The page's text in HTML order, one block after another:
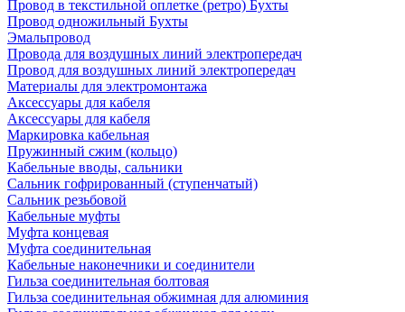
Провод в текстильной оплетке (ретро) Бухты
Провод одножильный Бухты
Эмальпровод
Провода для воздушных линий электропередач
Провод для воздушных линий электропередач
Материалы для электромонтажа
Аксессуары для кабеля
Аксессуары для кабеля
Маркировка кабельная
Пружинный сжим (кольцо)
Кабельные вводы, сальники
Сальник гофрированный (ступенчатый)
Сальник резьбовой
Кабельные муфты
Муфта концевая
Муфта соединительная
Кабельные наконечники и соединители
Гильза соединительная болтовая
Гильза соединительная обжимная для алюминия